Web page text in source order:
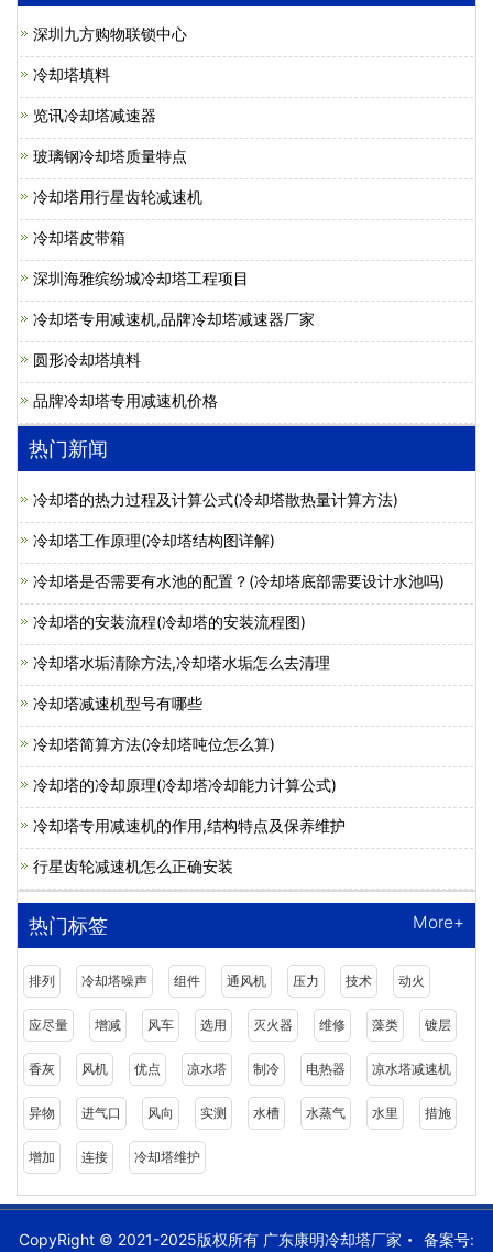
深圳九方购物联锁中心
冷却塔填料
览讯冷却塔减速器
玻璃钢冷却塔质量特点
冷却塔用行星齿轮减速机
冷却塔皮带箱
深圳海雅缤纷城冷却塔工程项目
冷却塔专用减速机,品牌冷却塔减速器厂家
圆形冷却塔填料
品牌冷却塔专用减速机价格
热门新闻
冷却塔的热力过程及计算公式(冷却塔散热量计算方法)
冷却塔工作原理(冷却塔结构图详解)
冷却塔是否需要有水池的配置？(冷却塔底部需要设计水池吗)
冷却塔的安装流程(冷却塔的安装流程图)
冷却塔水垢清除方法,冷却塔水垢怎么去清理
冷却塔减速机型号有哪些
冷却塔简算方法(冷却塔吨位怎么算)
冷却塔的冷却原理(冷却塔冷却能力计算公式)
冷却塔专用减速机的作用,结构特点及保养维护
行星齿轮减速机怎么正确安装
热门标签 More+
排列 冷却塔噪声 组件 通风机 压力 技术 动火
应尽量 增减 风车 选用 灭火器 维修 藻类 镀层
香灰 风机 优点 凉水塔 制冷 电热器 凉水塔减速机
异物 进气口 风向 实测 水槽 水蒸气 水里 措施
增加 连接 冷却塔维护
CopyRight © 2021-2025版权所有 广东康明冷却塔厂家 备案号: